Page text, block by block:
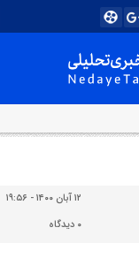
۱۲ آبان ۱۴۰۰ - ۱۹:۵۶
۰ دیدگاه